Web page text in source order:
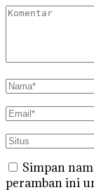
Simpan
peramban ini